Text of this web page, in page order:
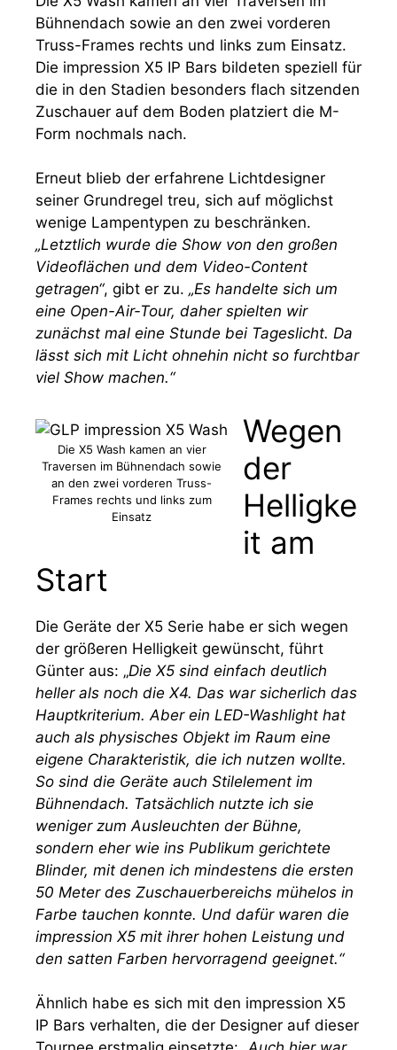
Bühnendach sowie an den zwei vorderen
Truss-Frames rechts und links zum Einsatz.
Die impression X5 IP Bars bildeten speziell für
die in den Stadien besonders flach sitzenden
Zuschauer auf dem Boden platziert die M-
Form nochmals nach.
Erneut blieb der erfahrene Lichtdesigner
seiner Grundregel treu, sich auf möglichst
wenige Lampentypen zu beschränken.
„Letztlich wurde die Show von den großen
Videoflächen und dem Video-Content
getragen“, gibt er zu. „Es handelte sich um
eine Open-Air-Tour, daher spielten wir
zunächst mal eine Stunde bei Tageslicht. Da
lässt sich mit Licht ohnehin nicht so furchtbar
viel Show machen.“
Die X5 Wash kamen an vier
Traversen im Bühnendach sowie
an den zwei vorderen Truss-
Frames rechts und links zum
Einsatz
Wegen
der
Helligke
it am
Start
Die Geräte der X5 Serie habe er sich wegen
der größeren Helligkeit gewünscht, führt
Günter aus: „Die X5 sind einfach deutlich
heller als noch die X4. Das war sicherlich das
Hauptkriterium. Aber ein LED-Washlight hat
auch als physisches Objekt im Raum eine
eigene Charakteristik, die ich nutzen wollte.
So sind die Geräte auch Stilelement im
Bühnendach. Tatsächlich nutzte ich sie
weniger zum Ausleuchten der Bühne,
sondern eher wie ins Publikum gerichtete
Blinder, mit denen ich mindestens die ersten
50 Meter des Zuschauerbereichs mühelos in
Farbe tauchen konnte. Und dafür waren die
impression X5 mit ihrer hohen Leistung und
den satten Farben hervorragend geeignet.“
Ähnlich habe es sich mit den impression X5
IP Bars verhalten, die der Designer auf dieser